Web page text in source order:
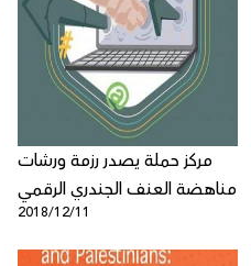
مركز حملة يصدر رزمة ورشات
مناهضة العنف الجندري الرقمي
2018/12/11